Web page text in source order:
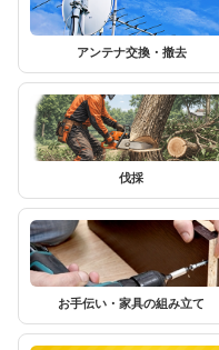
アンテナ交換・撤去
伐採
お手伝い・家具の組み立て